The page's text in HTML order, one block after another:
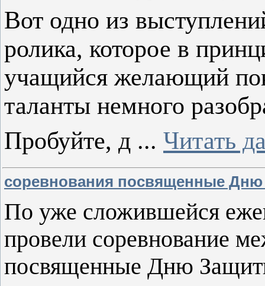
Вот одно из
ролика, которое в
учащийся желающий
таланты немного
Пробуйте, д ... Читать
соревнования посвященные Дню
По уже сложившейся
провели соревнование
посвященные Дню